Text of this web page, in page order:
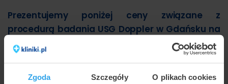
Zgoda Szczegóły O plikach cookies
Prezentujemy poniżej ceny związane z
procedurą badania USG Doppler w Gdańsku na
podstawie cenników z 7 placówek. Najniższa
cena to 210 zł za USG Doppler żył / tętnic